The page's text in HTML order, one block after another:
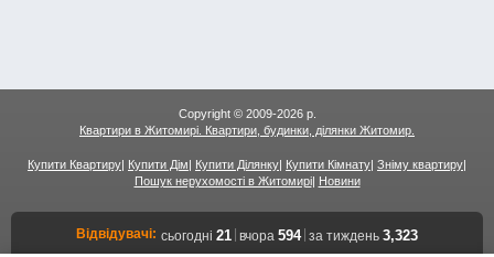
Copyright © 2009-2026 р.
Квартири в Житомирі. Квартири, будинки, ділянки Житомир.
Купити Квартиру Купити Дім Купити Ділянку Купити Кімнату Зніму квартиру
Пошук нерухомості в Житомирі| Новини
Відвідувачі: сьогодні 21 вчора 594 за тиждень 3,323